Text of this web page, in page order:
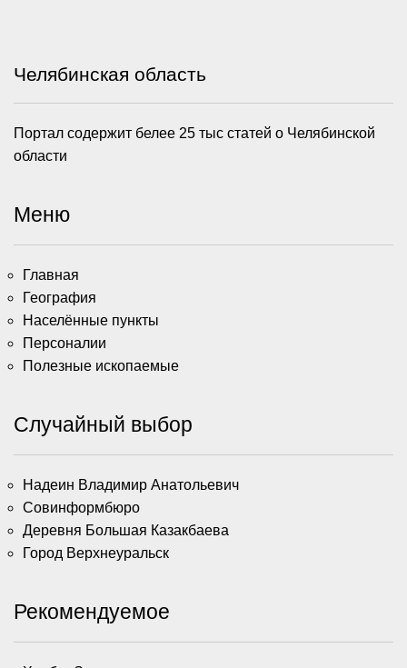
Челябинская область
Портал содержит белее 25 тыс статей о Челябинской
области
Меню
Главная
География
Населённые пункты
Персоналии
Полезные ископаемые
Случайный выбор
Надеин Владимир Анатольевич
Совинформбюро
Деревня Большая Казакбаева
Город Верхнеуральск
Рекомендуемое